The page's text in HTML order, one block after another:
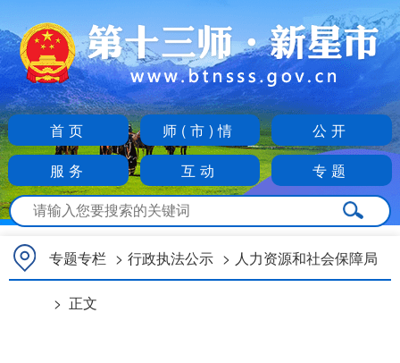
首页 师(市)情
公开
服务
互动 专题
专题专栏 > 行政执法公示 > 人力资源和社会保障局
> 正文